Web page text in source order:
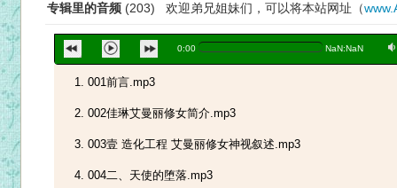
专辑里的音频 (203) 欢迎弟兄姐妹们，可以将本站网址（
0:00 NaN:NaN a
001前言.mp3
002佳琳艾曼丽修女简介.mp3
003壹 造化工程 艾曼丽修女神视叙述.mp3
004二、天使的堕落.mp3